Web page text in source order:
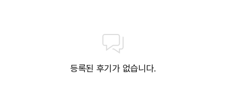
등록된 후기가 없습니다.